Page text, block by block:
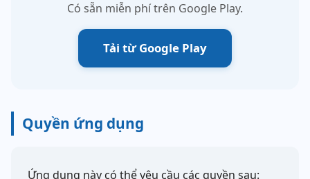
Có sẵn miễn phí trên Google Play.
Tải từ Google Play
Quyền ứng dụng
Ứng dụng này có thể yêu cầu các quyền sau: